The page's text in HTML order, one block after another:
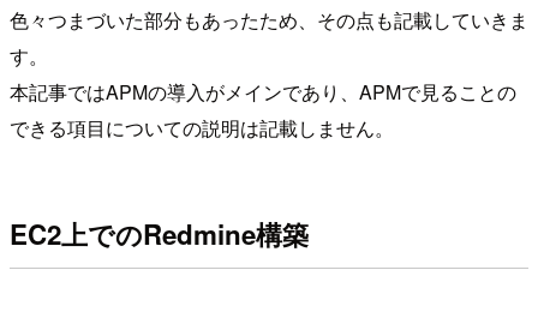
色々つまづいた部分もあったため、その点も記載していきま
す。
本記事ではAPMの導入がメインであり、APMで見ることの
できる項目についての説明は記載しません。
EC2上でのRedmine構築